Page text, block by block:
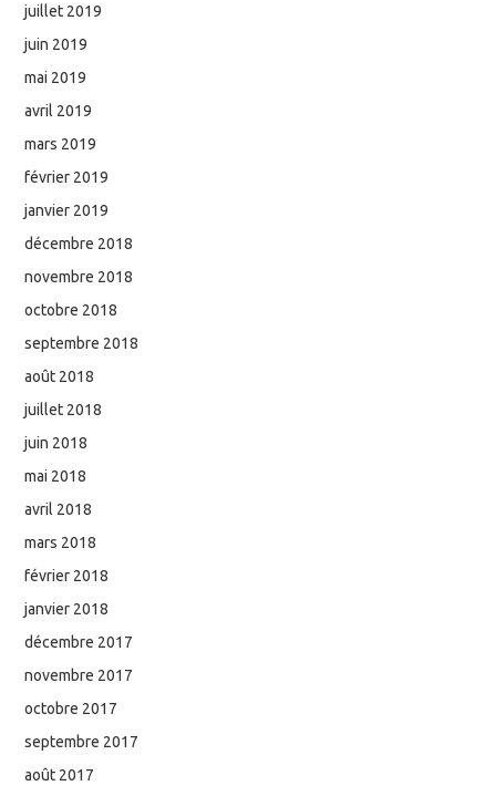
juillet 2019
juin 2019
mai 2019
avril 2019
mars 2019
février 2019
janvier 2019
décembre 2018
novembre 2018
octobre 2018
septembre 2018
août 2018
juillet 2018
juin 2018
mai 2018
avril 2018
mars 2018
février 2018
janvier 2018
décembre 2017
novembre 2017
octobre 2017
septembre 2017
août 2017